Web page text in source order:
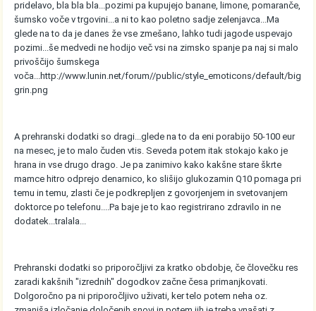
pridelavo, bla bla bla...pozimi pa kupujejo banane, limone, pomaranče,
šumsko voče v trgovini...a ni to kao poletno sadje zelenjavca...Ma
glede na to da je danes že vse zmešano, lahko tudi jagode uspevajo
pozimi...še medvedi ne hodijo več vsi na zimsko spanje pa naj si malo
privoščijo šumskega
voča...http://www.lunin.net/forum//public/style_emoticons/default/big
grin.png
A prehranski dodatki so dragi...glede na to da eni porabijo 50-100 eur
na mesec, je to malo čuden vtis. Seveda potem itak stokajo kako je
hrana in vse drugo drago. Je pa zanimivo kako kakšne stare škrte
mamce hitro odprejo denarnico, ko slišijo glukozamin Q10 pomaga pri
temu in temu, zlasti če je podkrepljen z govorjenjem in svetovanjem
doktorce po telefonu....Pa baje je to kao registrirano zdravilo in ne
dodatek...tralala...
Prehranski dodatki so priporočljivi za kratko obdobje, če človečku res
zaradi kakšnih "izrednih" dogodkov začne česa primanjkovati.
Dolgoročno pa ni priporočljivo uživati, ker telo potem neha oz.